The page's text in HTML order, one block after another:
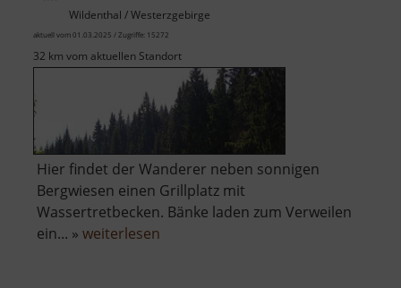
Wildenthal / Westerzgebirge
aktuell vom 01.03.2025 / Zugriffe: 15272
32 km vom aktuellen Standort
Hier findet der Wanderer neben sonnigen
Bergwiesen einen Grillplatz mit
Wassertretbecken. Bänke laden zum Verweilen
ein... » weiterlesen